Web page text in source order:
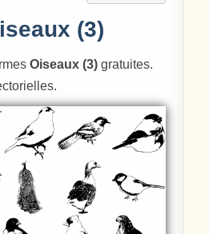
(3)
Oiseaux (3) gratuites.